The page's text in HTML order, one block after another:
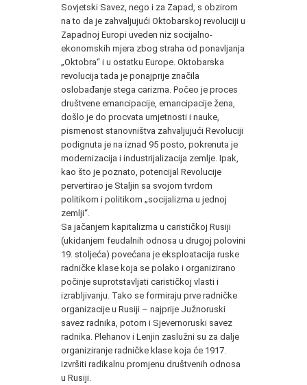
Sovjetski Savez, nego i za Zapad, s obzirom
na to da je zahvaljujući Oktobarskoj revoluciji u
Zapadnoj Europi uveden niz socijalno-
ekonomskih mjera zbog straha od ponavljanja
„Oktobra“ i u ostatku Europe. Oktobarska
revolucija tada je ponajprije značila
oslobađanje stega carizma. Počeo je proces
društvene emancipacije, emancipacije žena,
došlo je do procvata umjetnosti i nauke,
pismenost stanovništva zahvaljujući Revoluciji
podignuta je na iznad 95 posto, pokrenuta je
modernizacija i industrijalizacija zemlje. Ipak,
kao što je poznato, potencijal Revolucije
pervertirao je Staljin sa svojom tvrdom
politikom i politikom „socijalizma u jednoj
zemlji“.
Sa jačanjem kapitalizma u carističkoj Rusiji
(ukidanjem feudalnih odnosa u drugoj polovini
19. stoljeća) povećana je eksploatacija ruske
radničke klase koja se polako i organizirano
počinje suprotstavljati carističkoj vlasti i
izrabljivanju. Tako se formiraju prve radničke
organizacije u Rusiji – najprije Južnoruski
savez radnika, potom i Sjevernoruski savez
radnika. Plehanov i Lenjin zaslužni su za dalje
organiziranje radničke klase koja će 1917.
izvršiti radikalnu promjenu društvenih odnosa
u Rusiji.